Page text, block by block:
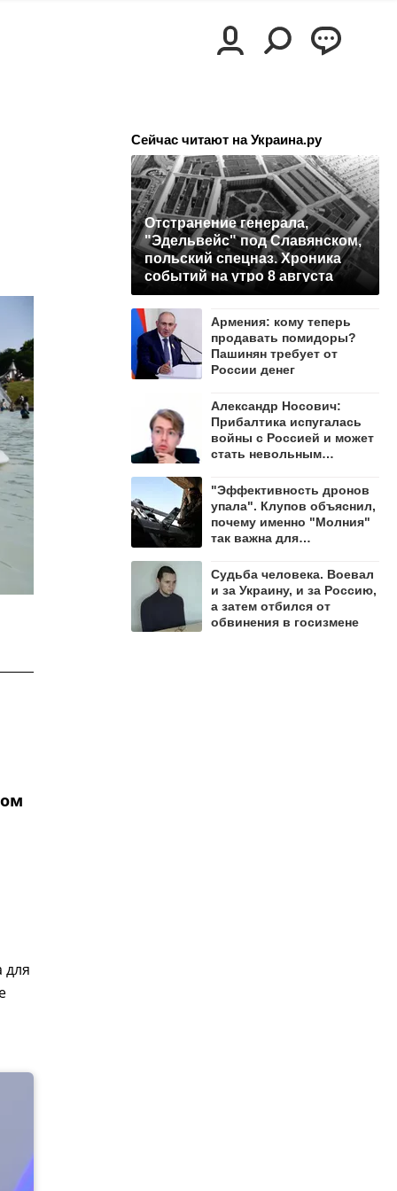
для
Сейчас читают на Украина.ру
Отстранение генерала,
"Эдельвейс" под Славянском,
польский спецназ. Хроника
событий на утро 8 августа
Армения: кому теперь
продавать помидоры?
Пашинян требует от
России денег
Александр Носович:
Прибалтика испугалась
войны с Россией и может
стать невольным
"Эффективность дронов
упала". Клупов объяснил,
почему именно "Молния"
так важна для
Судьба человека. Воевал
и за Украину, и за Россию,
а затем отбился от
обвинения в госизмене